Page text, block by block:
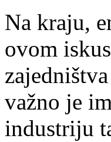
Na kraju,
ovom
važno je
industriju